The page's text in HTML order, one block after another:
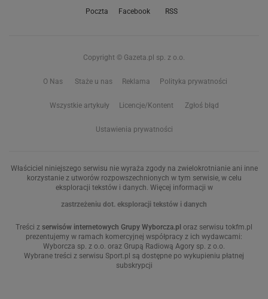
Poczta Facebook RSS
Copyright © Gazeta.pl sp. z o.o.
O Nas Staże u nas Reklama Polityka prywatności
Wszystkie artykuły Licencje/Kontent Zgłoś błąd
Ustawienia prywatności
Właściciel niniejszego serwisu nie wyraża zgody na zwielokrotnianie ani inne
korzystanie z utworów rozpowszechnionych w tym serwisie, w celu
eksploracji tekstów i danych. Więcej informacji w
zastrzeżeniu dot. eksploracji tekstów i danych
Treści z serwisów internetowych Grupy Wyborcza.pl oraz serwisu tokfm.pl
prezentujemy w ramach komercyjnej współpracy z ich wydawcami:
Wyborcza sp. z o.o. oraz Grupą Radiową Agory sp. z o.o.
Wybrane treści z serwisu Sport.pl są dostępne po wykupieniu płatnej
subskrypcji